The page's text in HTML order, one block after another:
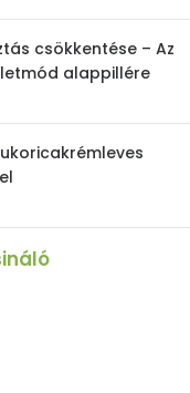
csökkentése – Az
alappillére